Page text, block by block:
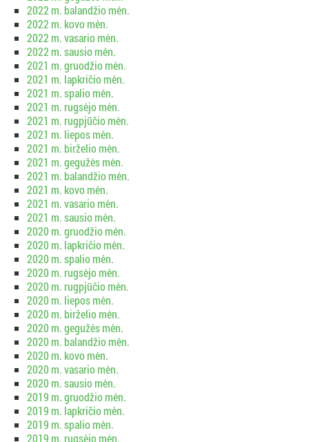
2022 m. balandžio mėn.
2022 m. kovo mėn.
2022 m. vasario mėn.
2022 m. sausio mėn.
2021 m. gruodžio mėn.
2021 m. lapkričio mėn.
2021 m. spalio mėn.
2021 m. rugsėjo mėn.
2021 m. rugpjūčio mėn.
2021 m. liepos mėn.
2021 m. birželio mėn.
2021 m. gegužės mėn.
2021 m. balandžio mėn.
2021 m. kovo mėn.
2021 m. vasario mėn.
2021 m. sausio mėn.
2020 m. gruodžio mėn.
2020 m. lapkričio mėn.
2020 m. spalio mėn.
2020 m. rugsėjo mėn.
2020 m. rugpjūčio mėn.
2020 m. liepos mėn.
2020 m. birželio mėn.
2020 m. gegužės mėn.
2020 m. balandžio mėn.
2020 m. kovo mėn.
2020 m. vasario mėn.
2020 m. sausio mėn.
2019 m. gruodžio mėn.
2019 m. lapkričio mėn.
2019 m. spalio mėn.
2019 m. rugsėjo mėn.